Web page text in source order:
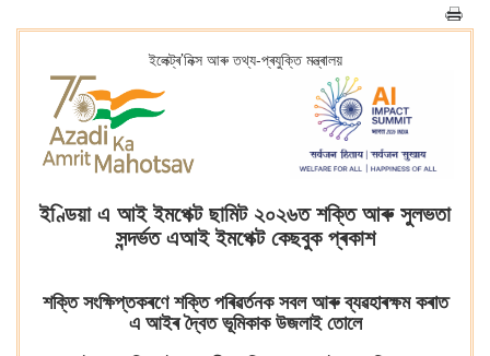
ইলেক্ট্ৰ’নিক্স আৰু তথ্য-প্ৰযুক্তি মন্ত্ৰালয়
ইণ্ডিয়া এ আই ইমপেক্ট ছামিট ২০২৬ত শক্তি আৰু সুলভতা
সন্দৰ্ভত এআই ইমপেক্ট কেছবুক প্ৰকাশ
শক্তি সংক্ষিপ্তকৰণে শক্তি পৰিৱৰ্তনক সবল আৰু ব্যৱহাৰক্ষম কৰাত
এ আইৰ দ্বৈত ভূমিকাক উজলাই তোলে